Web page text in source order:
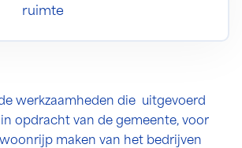
ruimte
werkzaamheden die uitgevoerd
opdracht van de gemeente, voor
maken van het bedrijven